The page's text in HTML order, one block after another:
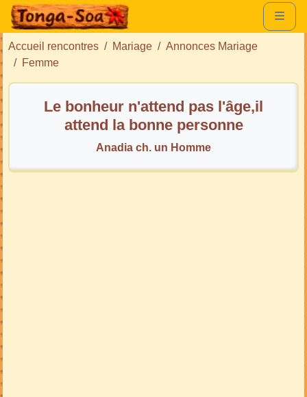
Accueil rencontres Mariage
Annonces Mariage
Femme
Le bonheur n'attend pas l'âge,il
attend la bonne personne
Anadia ch. un Homme